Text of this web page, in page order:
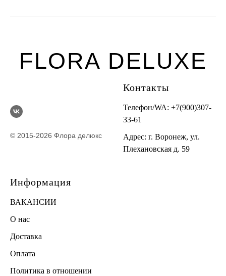
FLORA DELUXE
© 2015-2026 Флора делюкс
Контакты
Телефон/WA: +7(900)307-
33-61
Адрес: г. Воронеж, ул.
Плехановская д. 59
Информация
ВАКАНСИИ
О нас
Доставка
Оплата
Политика в отношении